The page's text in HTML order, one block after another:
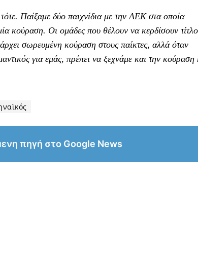
Παίξαμε δύο παιχνίδια με την ΑΕΚ στα οποία
κούραση. Οι ομάδες που θέλουν να κερδίσουν
σωρευμένη κούραση στους παίκτες, αλλά όταν
για εμάς, πρέπει να ξεχνάμε και την κούραση
πηγή στο Google News